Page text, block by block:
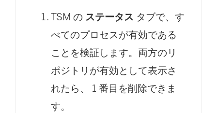
TSM の ステータス タブで、す
べてのプロセスが有効である
ことを検証します。両方のリ
ポジトリが有効として表示さ
れたら、 1 番目を削除できま
す。